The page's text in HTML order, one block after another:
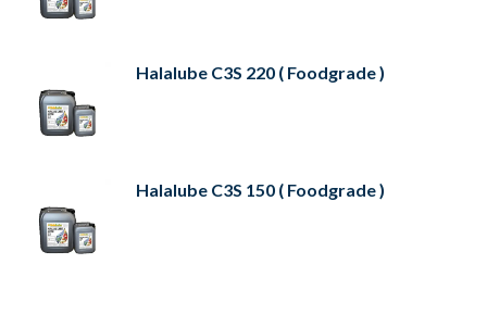
Halalube C3S 220 ( Foodgrade )
Halalube C3S 150 ( Foodgrade )